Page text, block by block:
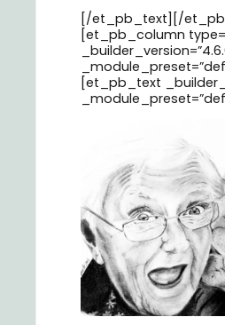
[/et_pb_text][/
[et_pb_column
[et_pb_text